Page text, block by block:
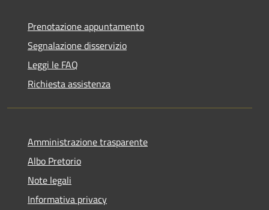
Prenotazione appuntamento
Segnalazione disservizio
Leggi le FAQ
Richiesta assistenza
Amministrazione trasparente
Albo Pretorio
Note legali
Informativa privacy